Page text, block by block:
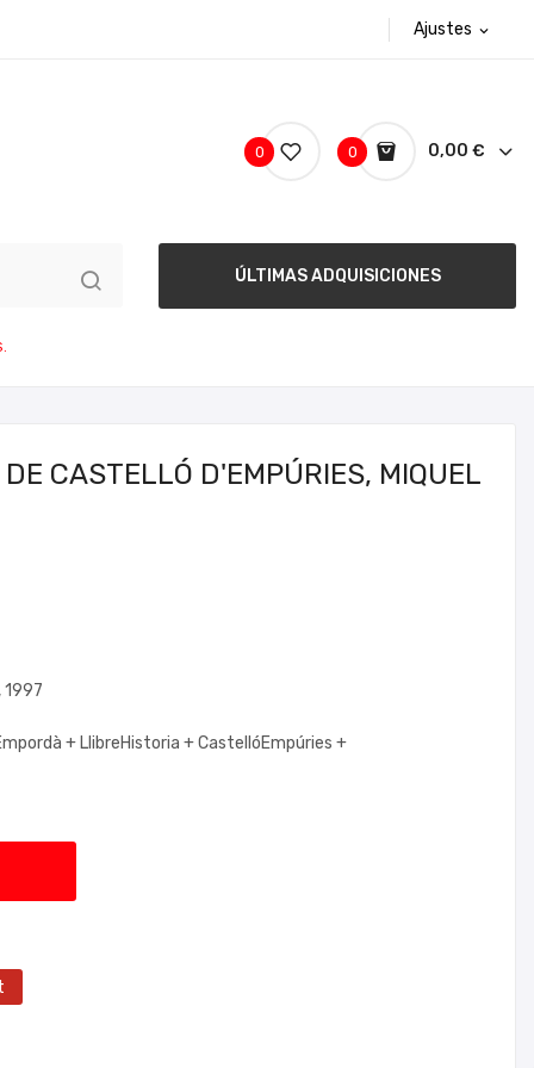
Ajustes expand_more
0 0,00 €
0
ÚLTIMAS ADQUISICIONES
CASTELLÓ D'EMPÚRIES, MIQUEL
+ LlibreHistoria +CastellóEmpúries +